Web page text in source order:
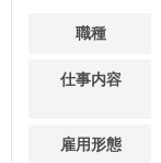
職種
仕事内容
雇用形態